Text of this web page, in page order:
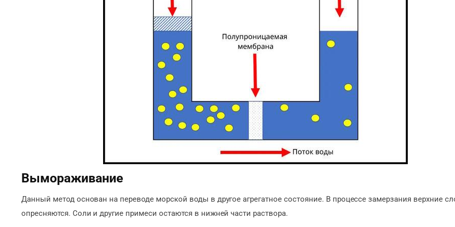
Вымораживание
Данный метод основан на переводе морской воды в другое агрегатное состояние. В процессе замерзания верхние
опресняются. Соли и другие примеси остаются в нижней части раствора.